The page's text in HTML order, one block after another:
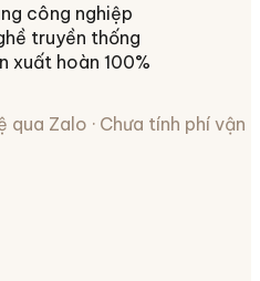
công nghiệp
truyền thống
xuất hoàn 100%
Zalo · Chưa tính phí vận